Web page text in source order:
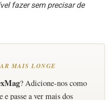
fazer sem precisar de
MAIS LONGE
? Adicione-nos como
passe a ver mais dos